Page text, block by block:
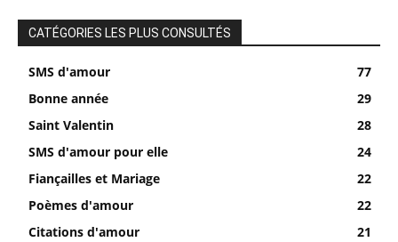
CATÉGORIES LES PLUS CONSULTÉS
SMS d'amour
77
Bonne année
29
Saint Valentin
28
SMS d'amour pour elle
24
Fiançailles et Mariage
22
Poèmes d'amour
22
Citations d'amour
21